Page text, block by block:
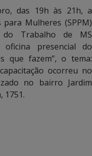
das 19h às 21h, a
para Mulheres (SPPM)
Trabalho de MS
presencial do
que fazem”, o tema:
ocorreu no
no bairro Jardim
1751.